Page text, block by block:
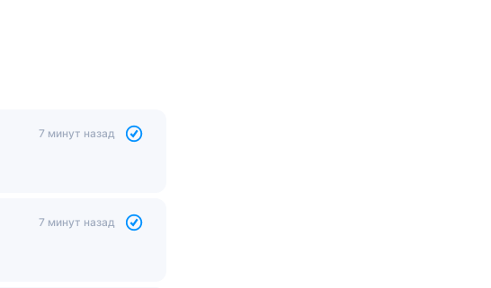
7 минут назад
7 минут назад